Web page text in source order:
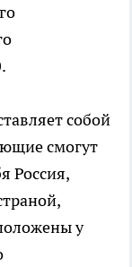
собой
смогут
Россия,
у